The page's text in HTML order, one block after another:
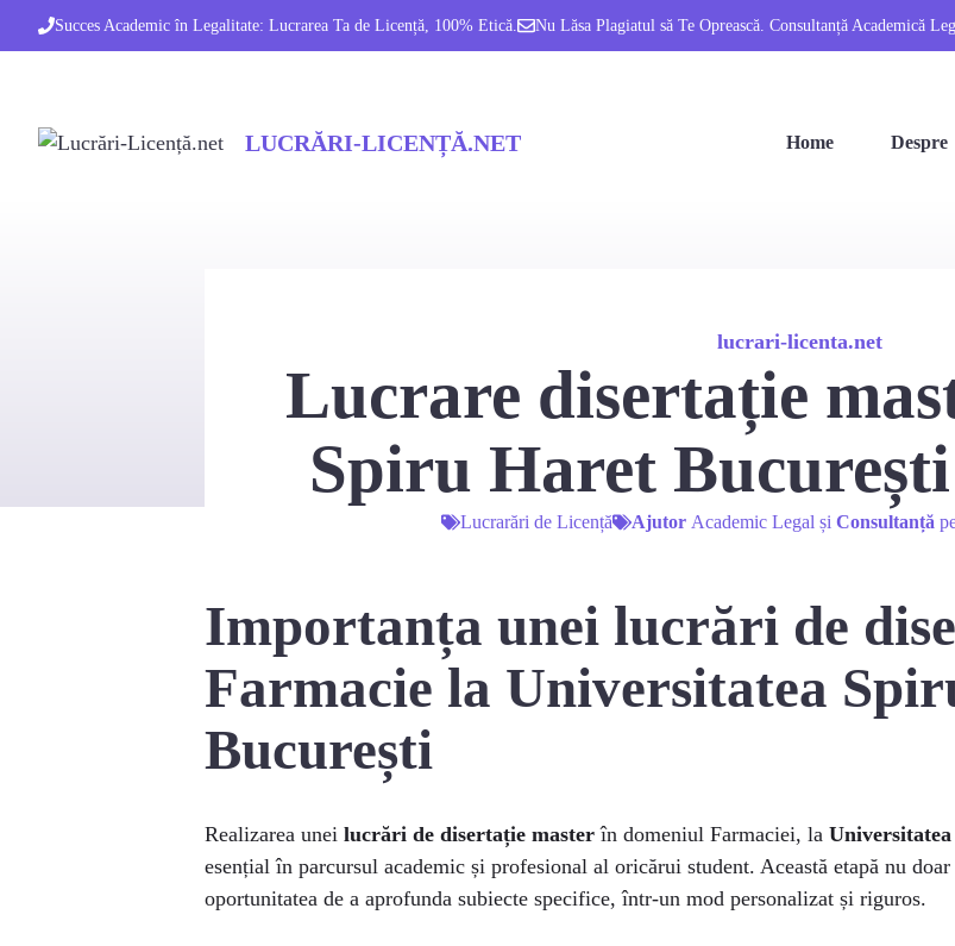
la
Succes Academic în Legalitate: Lucrarea Ta de Licență, 100% Etică. Nu Lăsa Plagiatul să Te Oprească. Consultanță Academică
LUCRĂRI-LICENȚĂ.NET Home Despre
lucrari-licenta.net
Lucrare disertație
Spiru Haret
Lucrarări de Licență Ajutor Academic Legal și Consultanță
Importanța unei lucrări de
Farmacie la Universitatea
București
Realizarea unei lucrări de disertație master în domeniul Farmaciei, la
esențial în parcursul academic și profesional al oricărui student. Această etapă nu
oportunitatea de a aprofunda subiecte specifice, într-un mod personalizat și riguros.